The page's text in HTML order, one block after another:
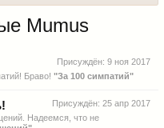
Mumus
Присуждён: 9 ноя 2017
Браво! "За 100 симпатий"
Присуждён: 25 апр 2017
Надеемся, что не